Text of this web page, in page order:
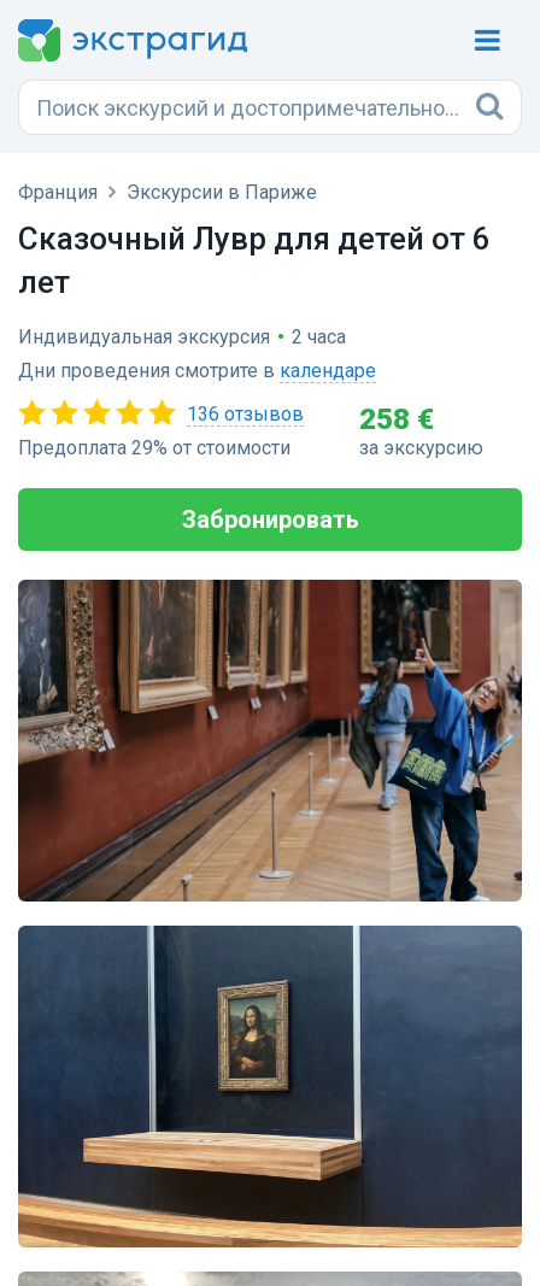
Франция Экскурсии в Париже
Сказочный Лувр для детей от 6
лет
Индивидуальная экскурсия • 2 часа
Дни проведения смотрите в календаре
136 отзывов
Предоплата 29% от стоимости
258 €
за экскурсию
Забронировать